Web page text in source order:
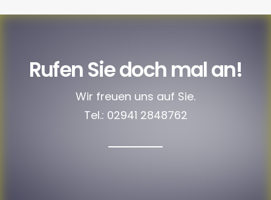
Rufen Sie doch mal an!
Wir freuen uns auf Sie.
Tel.: 02941 2848762